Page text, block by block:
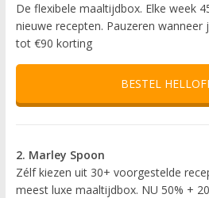
De flexibele maaltijdbox. Elke week
nieuwe recepten. Pauzeren wanneer
tot €90 korting
BESTEL
2. Marley Spoon
Zélf kiezen uit 30+ voorgestelde
meest luxe maaltijdbox. NU 50% +